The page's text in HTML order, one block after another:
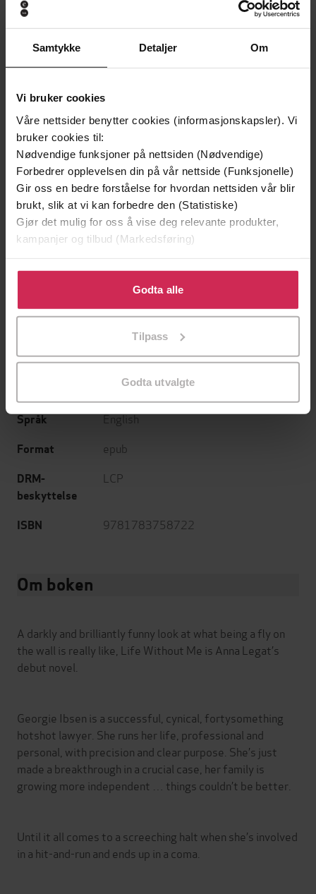
Samtykke Detaljer Om
Vi bruker cookies
Våre nettsider benytter cookies (informasjonskapsler). Vi
bruker cookies til:
Nødvendige funksjoner på nettsiden (Nødvendige)
Forbedrer opplevelsen din på vår nettside (Funksjonelle)
Gir oss en bedre forståelse for hvordan nettsiden vår blir
brukt, slik at vi kan forbedre den (Statistiske)
Gjør det mulig for oss å vise deg relevante produkter,
kampanjer og tilbud (Markedsføring)
Klikk på «Godta alle» for å gi oss ditt samtykke til å
bruke cookies for alle disse formålene. Du kan også
tilpasse ditt samtykke til spesifikke formål ved å klikke
Godta alle
Tilpass
Godta utvalgte
159,-
Kvinnen i buret
Jussi Adler-Olsen
EBOK
169,-
Sensommer
Anders De la Motte
Anna Legat(forfatter)
Forlag Headline Accent
03.08.2015
drama
Språk English
Format epub
DRM-
beskyttelse
LCP
ISBN 9781783758722
Om boken
A darkly and brilliantly funny look at what being a fly on
the wall is really like, Life Without Me is Anna Legat’s
debut novel.
Georgie Ibsen is a successful, cynical, fortysomething
hotshot lawyer. She runs her life, professional and
personal, with precision and clear purpose. She’s just
made a breakthrough in a crucial case, her family is
growing more independent … things couldn’t be better.
Until it all comes to a screeching halt when she’s involved
in a hit-and-run and ends up in a coma.